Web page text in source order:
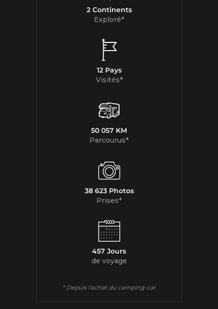
2 Continents
Exploré*
12 Pays
Visités*
50 057 KM
Parcourus*
38 623 Photos
Prises*
457 Jours
de voyage
* Depuis l'achat du camping-car